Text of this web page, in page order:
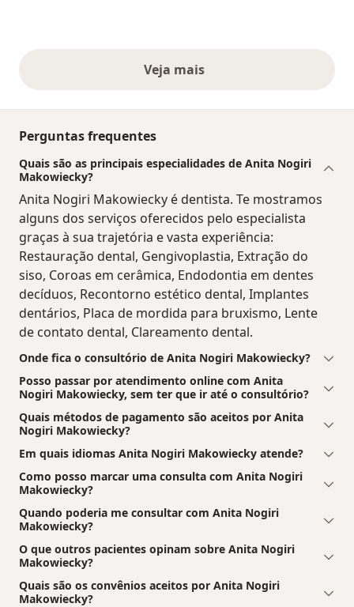
Veja maisopiniões acima
Perguntas frequentes
Quais são as principais especialidades de Anita Nogiri
Makowiecky?
Anita Nogiri Makowiecky é dentista. Te mostramos
alguns dos serviços oferecidos pelo especialista
graças à sua trajetória e vasta experiência:
Restauração dental, Gengivoplastia, Extração do
siso, Coroas em cerâmica, Endodontia em dentes
decíduos, Recontorno estético dental, Implantes
dentários, Placa de mordida para bruxismo, Lente
de contato dental, Clareamento dental.
Onde fica o consultório de Anita Nogiri Makowiecky?
Posso passar por atendimento online com Anita
Nogiri Makowiecky, sem ter que ir até o consultório?
Quais métodos de pagamento são aceitos por Anita
Nogiri Makowiecky?
Em quais idiomas Anita Nogiri Makowiecky atende?
Como posso marcar uma consulta com Anita Nogiri
Makowiecky?
Quando poderia me consultar com Anita Nogiri
Makowiecky?
O que outros pacientes opinam sobre Anita Nogiri
Makowiecky?
Quais são os convênios aceitos por Anita Nogiri
Makowiecky?